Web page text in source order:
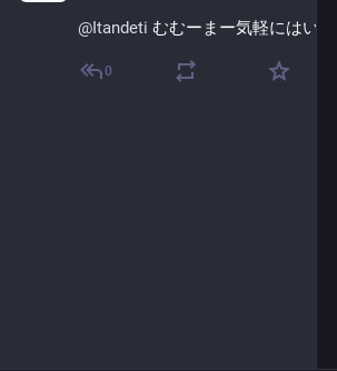
@Itandeti むむーまー気軽にはいか
0